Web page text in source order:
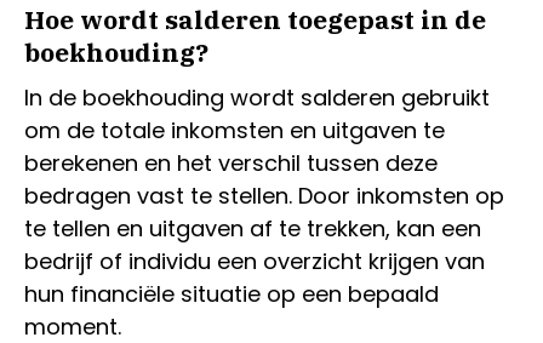
Hoe wordt salderen toegepast in de
boekhouding?
In de boekhouding wordt salderen gebruikt
om de totale inkomsten en uitgaven te
berekenen en het verschil tussen deze
bedragen vast te stellen. Door inkomsten op
te tellen en uitgaven af te trekken, kan een
bedrijf of individu een overzicht krijgen van
hun financiële situatie op een bepaald
moment.